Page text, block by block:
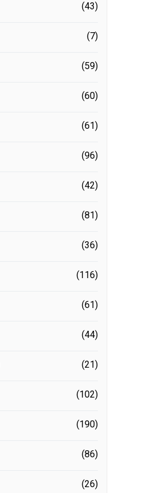
(43)
(7)
(59)
(60)
(61)
(96)
(42)
(81)
(36)
(116)
(61)
(44)
(21)
(102)
(190)
(86)
(26)